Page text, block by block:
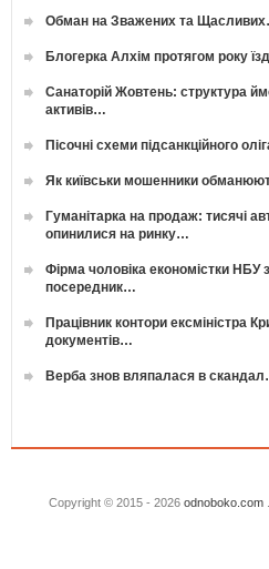
Обман на Зважених та
Блогерка Алхім протягом року
Санаторій Жовтень: структура
активів…
Пісочні схеми підсанкційного
Як київськи мошенники
Гуманітарка на продаж: тисячі
опинилися на ринку…
Фірма чоловіка економістки
посередник…
Працівник контори ексміністра
документів…
Верба знов вляпалася в
Copyright © 2015 - 2026 odnoboko.com.